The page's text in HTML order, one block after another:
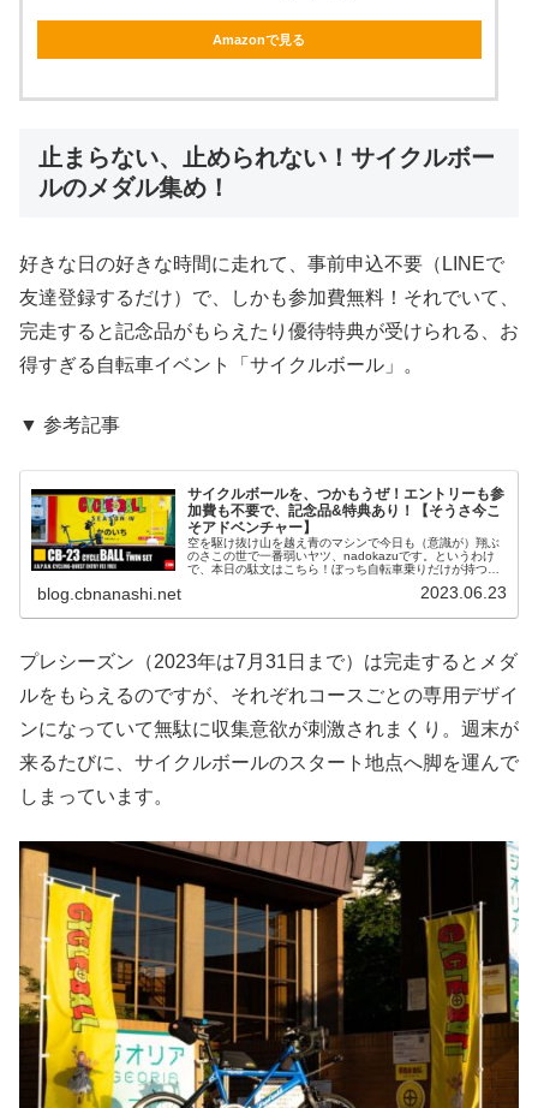
Amazonで見る
止まらない、止められない！サイクルボー
ルのメダル集め！
好きな日の好きな時間に走れて、事前申込不要（LINEで
友達登録するだけ）で、しかも参加費無料！それでいて、
完走すると記念品がもらえたり優待特典が受けられる、お
得すぎる自転車イベント「サイクルボール」。
▼ 参考記事
サイクルボールを、つかもうぜ！エントリーも参
加費も不要で、記念品&特典あり！【そうさ今こ
そアドベンチャー】
空を駆け抜け山を越え青のマシンで今日も（意識が）翔ぶ
のさこの世で一番弱いヤツ、nadokazuです。というわけ
で、本日の駄文はこちら！ぼっち自転車乗りだけが持つ、
blog.cbnanashi.net 2023.06.23
プレシーズン（2023年は7月31日まで）は完走するとメダ
ルをもらえるのですが、それぞれコースごとの専用デザイ
ンになっていて無駄に収集意欲が刺激されまくり。週末が
来るたびに、サイクルボールのスタート地点へ脚を運んで
しまっています。